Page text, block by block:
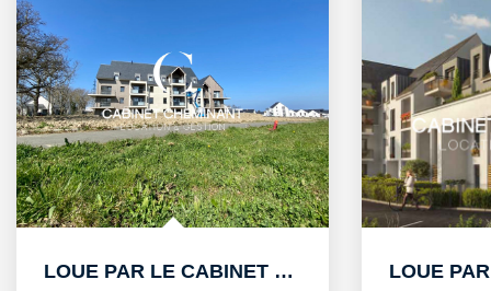
LOUE PAR LE CABINET CHEMINANT A DINARD APPARTEMENT T2 DE...